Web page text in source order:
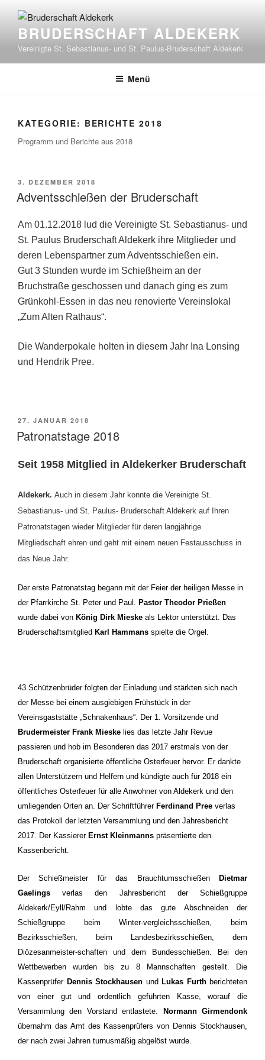
Inhalt
springenBRUDERSCHAFT ALDEKERK
Vereinigte St. Sebastianus- und St. Paulus-Bruderschaft Aldekerk
Menü
KATEGORIE: BERICHTE 2018
Programm und Berichte aus 2018
VERÖFFENTLICHT
AM
3. DEZEMBER 2018
Adventsschießen der Bruderschaft
Am 01.12.2018 lud die Vereinigte St. Sebastianus- und
St. Paulus Bruderschaft Aldekerk ihre Mitglieder und
deren Lebenspartner zum Adventsschießen ein.
Gut 3 Stunden wurde im Schießheim an der
Bruchstraße geschossen und danach ging es zum
Grünkohl-Essen in das neu renovierte Vereinslokal
„Zum Alten Rathaus“.
Die Wanderpokale holten in diesem Jahr Ina Lonsing
und Hendrik Pree.
VERÖFFENTLICHT
AM
27. JANUAR 2018
Patronatstage 2018
Seit 1958 Mitglied in Aldekerker Bruderschaft
Aldekerk. Auch in diesem Jahr konnte die Vereinigte St.
Sebastianus- und St. Paulus- Bruderschaft Aldekerk auf Ihren
Patronatstagen wieder Mitglieder für deren langjährige
Mitgliedschaft ehren und geht mit einem neuen Festausschuss in
das Neue Jahr.
Der erste Patronatstag begann mit der Feier der heiligen Messe in
der Pfarrkirche St. Peter und Paul. Pastor Theodor Prießen
wurde dabei von König Dirk Mieske als Lektor unterstützt. Das
Bruderschaftsmitglied Karl Hammans spielte die Orgel.
43 Schützenbrüder folgten der Einladung und stärkten sich nach
der Messe bei einem ausgiebigen Frühstück in der
Vereinsgaststätte „Schnakenhaus“. Der 1. Vorsitzende und
Brudermeister Frank Mieske lies das letzte Jahr Revue
passieren und hob im Besonderen das 2017 erstmals von der
Bruderschaft organisierte öffentliche Osterfeuer hervor. Er dankte
allen Unterstützern und Helfern und kündigte auch für 2018 ein
öffentliches Osterfeuer für alle Anwohner von Aldekerk und den
umliegenden Orten an. Der SchriftführerFerdinand Pree verlas
das Protokoll der letzten Versammlung und den Jahresbericht
2017. Der Kassierer Ernst Kleinmanns präsentierte den
Kassenbericht.
Der Schießmeister für das Brauchtumsschießen
Dietmar
Gaelings verlas den Jahresbericht der Schießgruppe
Aldekerk/Eyll/Rahm und lobte das gute Abschneiden der
Schießgruppe beim Winter-vergleichsschießen, beim
Bezirksschießen, beim Landesbezirksschießen, dem
Diözesanmeister-schaften und dem Bundesschießen. Bei den
Wettbewerben wurden bis zu 8 Mannschaften gestellt. Die
Kassenprüfer Dennis Stockhausen und Lukas Furthberichteten
von einer gut und ordentlich geführten Kasse, worauf die
Versammlung den Vorstand entlastete.
Normann Girmendonk
übernahm das Amt des Kassenprüfers von Dennis Stockhausen,
der nach zwei Jahren turnusmäßig abgelöst wurde.